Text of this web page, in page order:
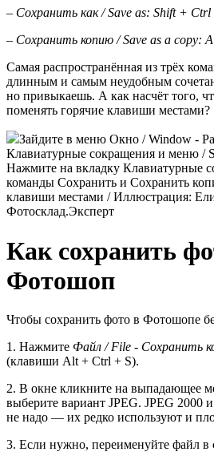
– Сохранить как / Save as: Shift +
– Сохранить копию / Save as a copy:
Самая распространённая из трёх
длинным и самым неудобным
но привыкаешь. А как насчёт того,
поменять горячие клавиши местами?
Зайдите в меню Окно / Window -
Клавиатурные сокращения и меню /
Нажмите на вкладку Клавиатурные
команды Сохранить и Сохранить
клавиши местами / Иллюстрация:
Фотосклад.Эксперт
Как сохранить
Фотошоп
Чтобы сохранить фото в Фотошопе
1. Нажмите Файл / File - Сохранить
(клавиши Alt + Ctrl + S).
2. В окне кликните на выпадающее
выберите вариант JPEG. JPEG 2000
не надо — их редко используют и
3. Если нужно, переименуйте файл в